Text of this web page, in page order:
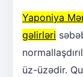
Yaponiya
gəlirləri
üz-üzədir.